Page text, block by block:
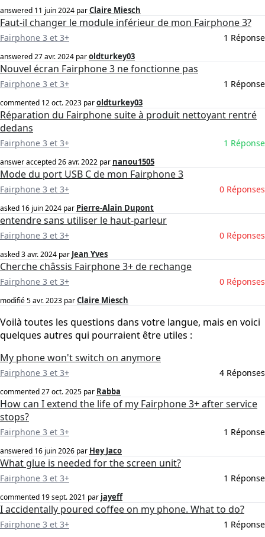
answered 11 juin 2024 parClaire Miesch
Faut-il changer le module inférieur de mon Fairphone 3?
Fairphone 3 et 3+ 1 Réponse
answered27 avr. 2024 paroldturkey03
Nouvel écran Fairphone 3 ne fonctionne pas
Fairphone 3 et 3+ 1 Réponse
commented 12 oct. 2023 paroldturkey03
Réparation du Fairphone suite à produit nettoyant rentré
dedans
Fairphone 3 et 3+ 1 Réponse
answer accepted26 avr. 2022 par nanou1505
Mode du port USB C de mon Fairphone 3
Fairphone 3 et 3+ 0 Réponses
asked 16 juin 2024 par Pierre-Alain Dupont
entendre sans utiliser le haut-parleur
Fairphone 3 et 3+ 0 Réponses
asked3 avr. 2024 par Jean Yves
Cherche châssis Fairphone 3+ de rechange
Fairphone 3 et 3+ 0 Réponses
modifié5 avr. 2023 parClaire Miesch
Voilà toutes les questions dans votre langue, mais en voici
quelques autres qui pourraient être utiles :
My phone won't switch on anymore
Fairphone 3 et 3+ 4 Réponses
commented27 oct. 2025 par Rabba
How can I extend the life of my Fairphone 3+ after service
stops?
Fairphone 3 et 3+ 1 Réponse
answered 16 juin 2026 par Hey Jaco
What glue is needed for the screen unit?
Fairphone 3 et 3+ 1 Réponse
commented 19 sept. 2021 par jayeff
I accidentally poured coffee on my phone. What to do?
Fairphone 3 et 3+ 1 Réponse